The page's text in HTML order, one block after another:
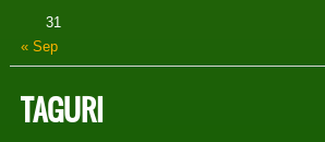
31
« Sep
TAGURI